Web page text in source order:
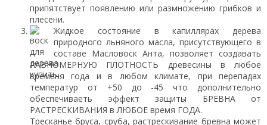
припятствует появлению или размножению грибков и
плесени.
Жидкое состояние в капиллярах дерева
природного льняного масла, присутствующего в
составе Масловоск Анта, позволяет создавать
РАВНОМЕРНУЮ ПЛОТНОСТЬ древесины в любое
временя года и в любом климате, при перепадах
температур от +50 до -45 что дополнительно
обеспечиваеть эффект защиты БРЕВНА от
РАСТРЕСКИВАНИЯ в ЛЮБОЕ время ГОДА.
Тресканье бруса, сруба, растрескивание бревна может